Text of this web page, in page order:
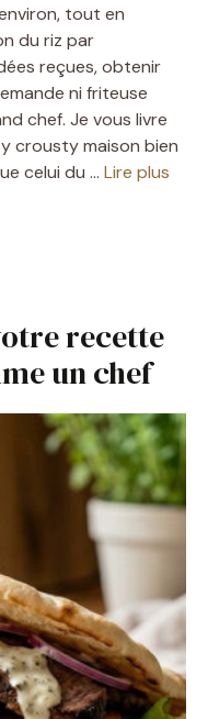
tout en
du riz par
reçues, obtenir
ni friteuse
chef. Je vous livre
crousty maison bien
celui du … Lire plus
recette
un chef